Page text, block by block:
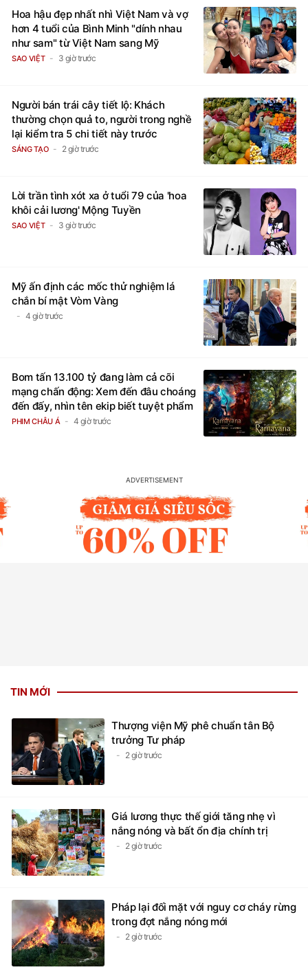
Hoa hậu đẹp nhất nhì Việt Nam và vợ
hơn 4 tuổi của Bình Minh "dính nhau
như sam" từ Việt Nam sang Mỹ
SAO VIỆT 3 giờ trước
Người bán trái cây tiết lộ: Khách
thường chọn quả to, người trong nghề
lại kiểm tra 5 chi tiết này trước
SÁNG TẠO 2 giờ trước
Lời trần tình xót xa ở tuổi 79 của 'hoa
khôi cải lương' Mộng Tuyền
SAO VIỆT 3 giờ trước
Mỹ ấn định các mốc thử nghiệm lá
chắn bí mật Vòm Vàng
4 giờ trước
Bom tấn 13.100 tỷ đang làm cả cõi
mạng chấn động: Xem đến đâu choáng
đến đấy, nhìn tên ekip biết tuyệt phẩm
PHIM CHÂU Á 4 giờ trước
TIN MỚI
Thượng viện Mỹ phê chuẩn tân Bộ
trưởng Tư pháp
2 giờ trước
Giá lương thực thế giới tăng nhẹ vì
nắng nóng và bất ổn địa chính trị
2 giờ trước
Pháp lại đối mặt với nguy cơ cháy rừng
trong đợt nắng nóng mới
2 giờ trước